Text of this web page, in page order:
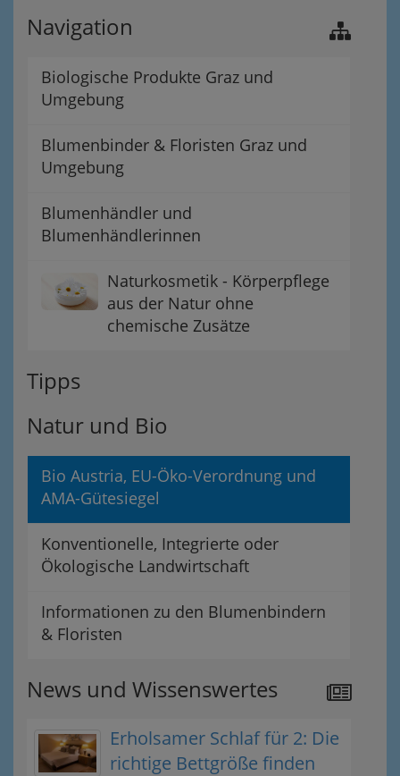
Navigation
Biologische Produkte Graz und
Umgebung
Blumenbinder & Floristen Graz und
Umgebung
Blumenhändler und
Blumenhändlerinnen
Naturkosmetik - Körperpflege
aus der Natur ohne
chemische Zusätze
Tipps
Natur und Bio
Bio Austria, EU-Öko-Verordnung und
AMA-Gütesiegel
Konventionelle, Integrierte oder
Ökologische Landwirtschaft
Informationen zu den Blumenbindern
& Floristen
News und Wissenswertes
Erholsamer Schlaf für 2: Die
richtige Bettgröße finden